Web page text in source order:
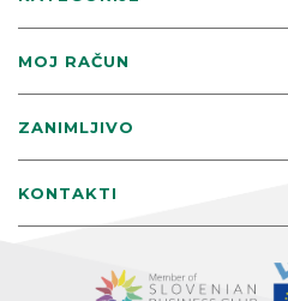
MOJ RAČUN
ZANIMLJIVO
KONTAKTI